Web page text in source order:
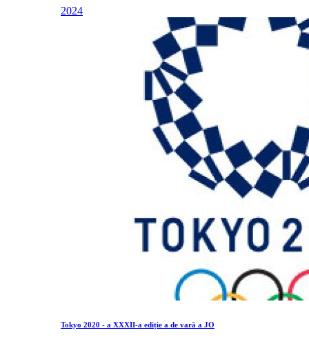
2024
Tokyo 2020 - a XXXII-a ediție a de vară a JO